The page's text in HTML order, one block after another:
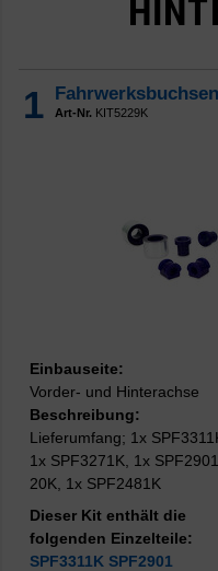
1 Art-Nr. KIT5229K
Einbauseite:
Vorder- und Hinterachse
Beschreibung:
Lieferumfang; 1x
1x SPF3271K, 1x
20K, 1x SPF2481K
Dieser Kit enthält die
folgenden Einzelteile:
SPF3311K SPF2901